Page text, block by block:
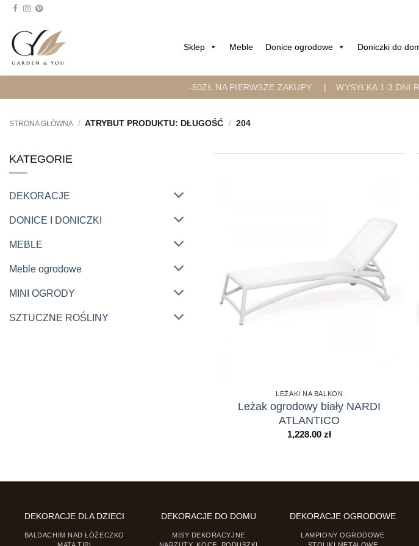
Przejdź
treści
Sklep Meble Donice ogrodowe Doniczki do
-50ZŁ NA PIERWSZE ZAKUPY |WYSYŁKA 1-3 DNI
STRONA GŁÓWNA / ATRYBUT PRODUKTU: DŁUGOŚĆ / 204
KATEGORIE
DEKORACJE
DONICE I DONICZKI
MEBLE
Meble ogrodowe
MINI OGRODY
SZTUCZNE ROŚLINY
LEŻAKI NA BALKON
Leżak ogrodowy biały NARDI
ATLANTICO
1,228.00zł
DEKORACJE DLA DZIECI
BALDACHIM NAD ŁÓŻECZKO
DEKORACJE DO DOMU
MISY DEKORACYJNE
DEKORACJE OGRODOWE
LAMPIONY OGRODOWE